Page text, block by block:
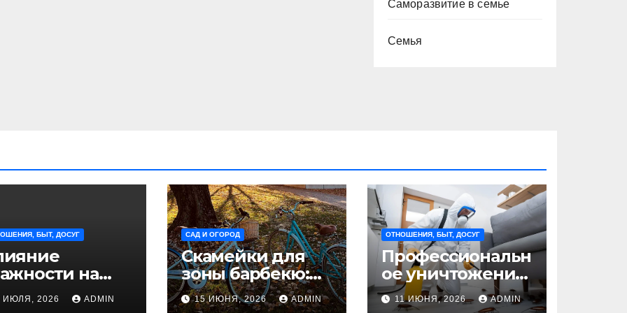
Саморазвитие в семье
Семья
БЫТ, ДОСУГ
на
ИЮЛЯ, 2026 ADMIN
САД И ОГОРОД
Скамейки для
зоны барбекю:
удобство и
безопасность на
15 ИЮНЯ, 2026 ADMIN
ОТНОШЕНИЯ, БЫТ, ДОСУГ
Профессиональн
ое уничтожение
клопов: где оно
необходимо?
11 ИЮНЯ, 2026 ADMIN